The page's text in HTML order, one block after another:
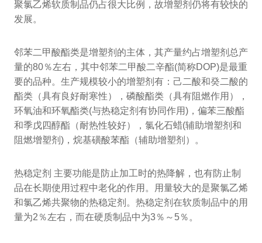
聚氯乙烯软质制品仍占很大比例，故增塑剂仍将有较快的
发展。
邻苯二甲酸酯类是增塑剂的主体，其产量约占增塑剂总产
量的80％左右，其中邻苯二甲酸二辛酯(简称DOP)是最重
要的品种。生产规模较小的增塑剂有：己二酸和癸二酸的
酯类（具有良好耐寒性），磷酸酯类（具有阻燃作用），
环氧油和环氧酯类(与热稳定剂有协同作用)，偏苯三酸酯
和季戊四醇酯（耐热性较好），氯化石蜡(辅助增塑剂和
阻燃增塑剂)，烷基磺酸苯酯（辅助增塑剂）。
热稳定剂 主要功能是防止加工时的热降解，也有防止制
品在长期使用过程中老化的作用。用量较大的是聚氯乙烯
和氯乙烯共聚物的热稳定剂。热稳定剂在软质制品中的用
量为2％左右，而在硬质制品中为3％～5％。